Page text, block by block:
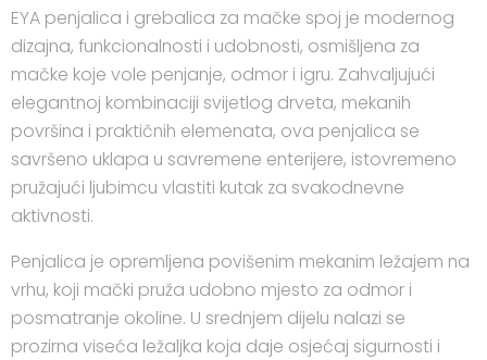
EYA penjalica i grebalica za mačke spoj je modernog
dizajna, funkcionalnosti i udobnosti, osmišljena za
mačke koje vole penjanje, odmor i igru. Zahvaljujući
elegantnoj kombinaciji svijetlog drveta, mekanih
površina i praktičnih elemenata, ova penjalica se
savršeno uklapa u savremene enterijere, istovremeno
pružajući ljubimcu vlastiti kutak za svakodnevne
aktivnosti.
Penjalica je opremljena povišenim mekanim ležajem na
vrhu, koji mački pruža udobno mjesto za odmor i
posmatranje okoline. U srednjem dijelu nalazi se
prozirna viseća ležaljka koja daje osjećaj sigurnosti i